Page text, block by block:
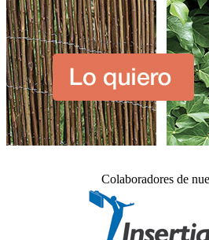
Colaboradores de